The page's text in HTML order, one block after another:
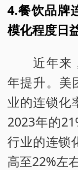
4.餐饮品牌
模化程度日
近年来，
年提升。美
业的连锁化
2023年的
行业的连锁
高至22%左右